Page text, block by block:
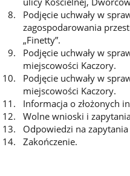
Podjęcie uchwały w
zagospodarowania
„Finetty”.
Podjęcie uchwały w
miejscowości Kaczory.
Podjęcie uchwały w
miejscowości Kaczory.
Informacja o złożonych
Wolne wnioski i
Odpowiedzi na
Zakończenie.